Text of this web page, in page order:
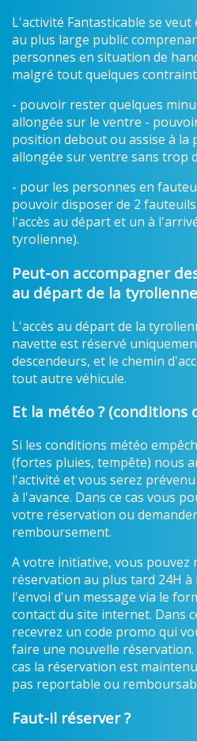
L'activité Fantasticable se veut
au plus large public
personnes en situation de
malgré tout quelques
- pouvoir rester quelques
allongée sur le ventre -
position debout ou assise à la
allongée sur ventre sans trop
- pour les personnes en
pouvoir disposer de 2
l'accès au départ et un à
tyrolienne).
Peut-on accompagner
au départ de la
L'accès au départ de la
navette est réservé
descendeurs, et le chemin
tout autre véhicule.
Et la météo ? (conditions
Si les conditions météo
(fortes pluies, tempête) nous
l'activité et vous serez
à l'avance. Dans ce cas vous
votre réservation ou
remboursement.
A votre initiative, vous pouvez
réservation au plus tard 24H à
l'envoi d'un message via le
contact du site internet. Dans
recevrez un code promo qui
faire une nouvelle réservation.
cas la réservation est
pas reportable ou
Faut-il réserver ?